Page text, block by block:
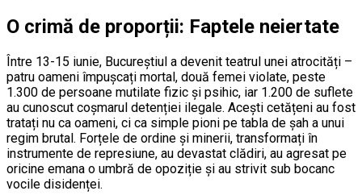
O crimă de proporții: Faptele neiertate
Între 13-15 iunie, Bucureștiul a devenit teatrul unei atrocități –
patru oameni împușcați mortal, două femei violate, peste
1.300 de persoane mutilate fizic și psihic, iar 1.200 de suflete
au cunoscut coșmarul detenției ilegale. Acești cetățeni au fost
tratați nu ca oameni, ci ca simple pioni pe tabla de șah a unui
regim brutal. Forțele de ordine și minerii, transformați în
instrumente de represiune, au devastat clădiri, au agresat pe
oricine emana o umbră de opoziție și au strivit sub bocanc
vocile disidenței.